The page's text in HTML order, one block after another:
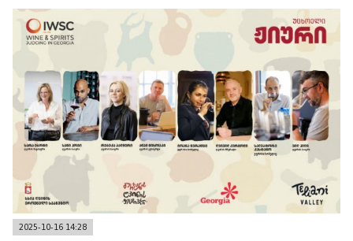
2025-10-16 14:28